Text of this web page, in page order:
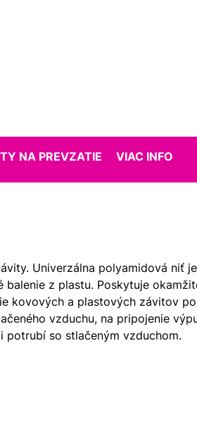
NA PREVZATIE VIAC INFO
Univerzálna polyamidová niť
z plastu. Poskytuje
kovových a plastových závitov
vzduchu, na pripojenie
so stlačeným vzduchom.